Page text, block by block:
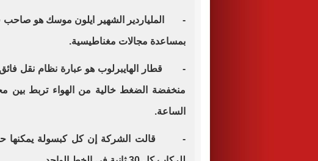
- الملياردير الشهير ايلون موسك هو صاحب
بمساعدة مجالات مغناطيسية.
- قطار الهايبرلوب هو عبارة نظام نقل
الساعة.